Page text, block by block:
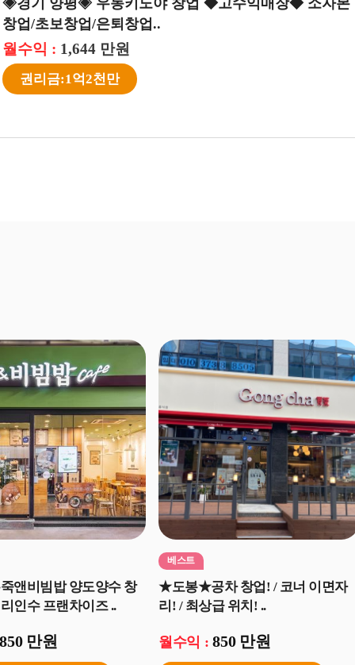
창업/초보창업/은퇴창업..
월수익 : 1,644 만원
권리금:1억2천만
앤비빔밥 양도양수 창
인수 프랜차이즈 ..
850 만원
베스트
★도봉★공차 창업! / 코너 이면자
리! / 최상급 위치! ..
월수익 :850 만원